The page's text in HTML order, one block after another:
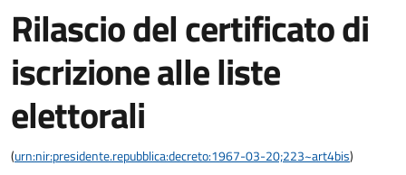
Rilascio del certificato di
iscrizione alle liste
elettorali
(urn:nir:presidente.repubblica:decreto:1967-03-20;223~art4bis)